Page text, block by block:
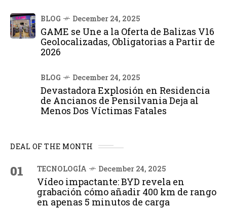
BLOG December 24, 2025
GAME se Une a la Oferta de Balizas V16
Geolocalizadas, Obligatorias a Partir de
2026
BLOG December 24, 2025
Devastadora Explosión en Residencia
de Ancianos de Pensilvania Deja al
Menos Dos Víctimas Fatales
DEAL OF THE MONTH
01 TECNOLOGÍA December 24, 2025
Vídeo impactante: BYD revela en
grabación cómo añadir 400 km de rango
en apenas 5 minutos de carga